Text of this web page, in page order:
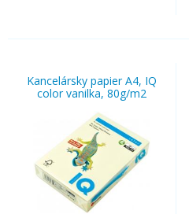
Kancelársky papier A4, IQ
color vanilka, 80g/m2